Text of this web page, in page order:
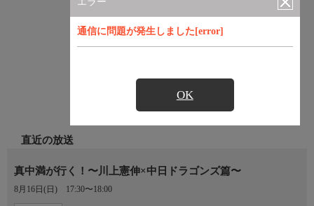
通信に問題が発生しました[error]
OK
直近の放送
真中満が行く！〜川上憲伸×中日ドラゴンズ篇〜
8月16日(日) 17:30〜18:00